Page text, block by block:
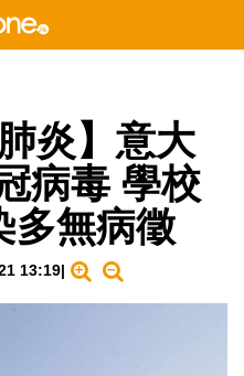
炎】意大
病毒 學校
多無病徵
13:19|